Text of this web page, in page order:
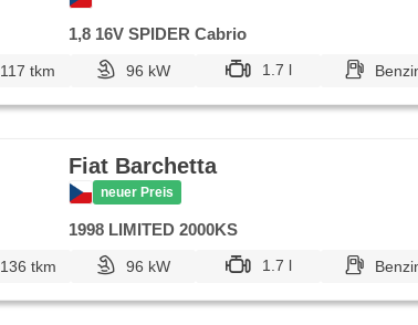
1,8 16V SPIDER Cabrio
117 tkm 96 kW 1.7 l
Fiat Barchetta
neuer Preis
1998 LIMITED 2000KS
136 tkm 96 kW 1.7 l